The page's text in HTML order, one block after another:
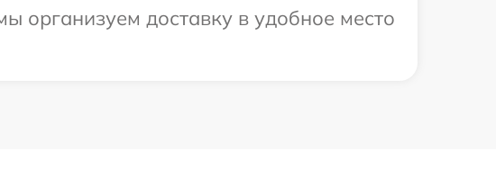
организуем доставку в удобное место